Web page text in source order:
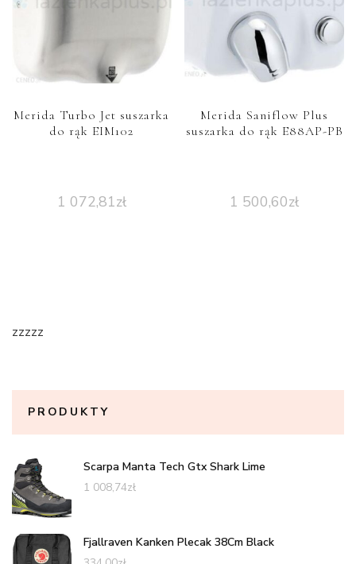
Merida Turbo Jet suszarka
do rąk EIM102
1 072,81zł
Merida Saniflow Plus
suszarka do rąk E88AP-PB
1 500,60zł
zzzzz
PRODUKTY
Scarpa Manta Tech Gtx Shark Lime
1 008,74zł
Fjallraven Kanken Plecak 38Cm Black